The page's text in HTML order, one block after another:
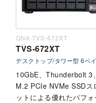
QNA-TVS-672XT
TVS-672XT
デスクトップ/タワー型 6ベイ
10GbE、Thunderbolt 3、
M.2 PCIe NVMe SSDス
ットによる優れたパフォ